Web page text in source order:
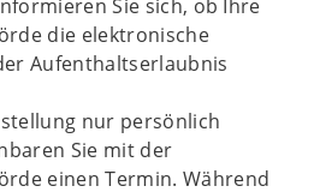
Sie sich, ob Ihre
die elektronische
Aufenthaltserlaubnis
nur persönlich
Sie mit der
einen Termin. Während